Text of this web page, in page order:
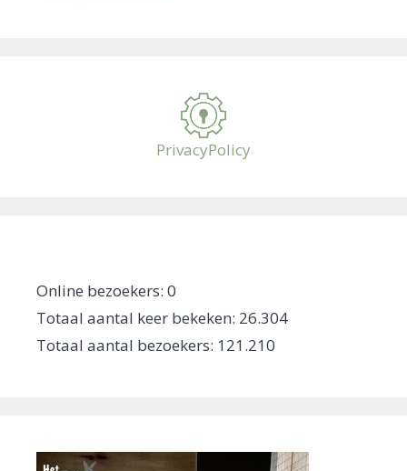
PrivacyPolicy
Online bezoekers: 0
Totaal aantal keer bekeken: 26.304
Totaal aantal bezoekers: 121.210